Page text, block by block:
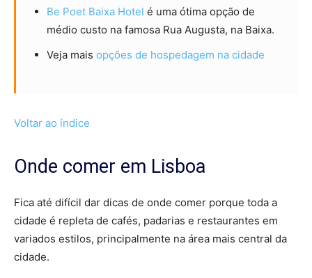
Be Poet Baixa Hotel é uma ótima opção de
médio custo na famosa Rua Augusta, na Baixa.
Veja mais opções de hospedagem na cidade
Voltar ao índice
Onde comer em Lisboa
Fica até difícil dar dicas de onde comer porque toda a
cidade é repleta de cafés, padarias e restaurantes em
variados estilos, principalmente na área mais central da
cidade.